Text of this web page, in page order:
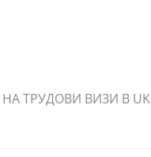
ТРУДОВИ ВИЗИ В UK